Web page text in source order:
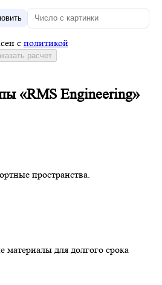
с политикой
«RMS Engineering»
пространства.
материалы для долгого срока